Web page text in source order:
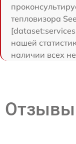
тепловизора
нашей
наличии всех
Отзывы